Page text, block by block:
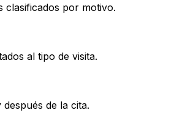
clasificados por motivo.
al tipo de visita.
de la cita.